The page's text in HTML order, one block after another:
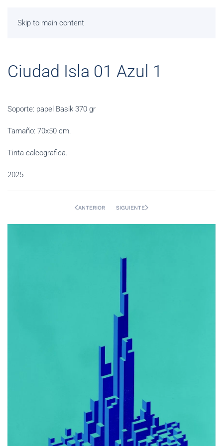
Skip to main content
Ciudad Isla 01 Azul 1
Soporte: papel Basik 370 gr
Tamaño: 70x50 cm.
Tinta calcografica.
2025
ANTERIOR SIGUIENTE